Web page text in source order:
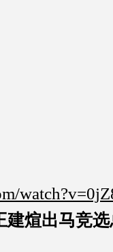
煊出马竞选